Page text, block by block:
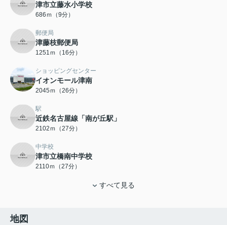
津市立藤水小学校
686ｍ（9分）
郵便局
津藤枝郵便局
1251ｍ（16分）
ショッピングセンター
イオンモール津南
2045ｍ（26分）
駅
近鉄名古屋線「南が丘駅」
2102ｍ（27分）
中学校
津市立橋南中学校
2110ｍ（27分）
すべて見る
地図